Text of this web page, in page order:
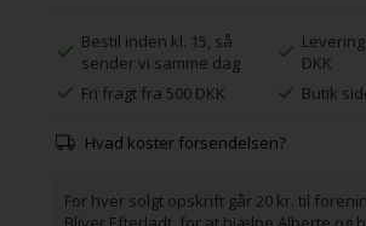
Bestil inden kl. 15, så
sender vi samme dag
DKK
Fri fragt fra 500 DKK
Butik
Hvad koster forsendelsen?
For hver solgt opskrift går 20 kr. til